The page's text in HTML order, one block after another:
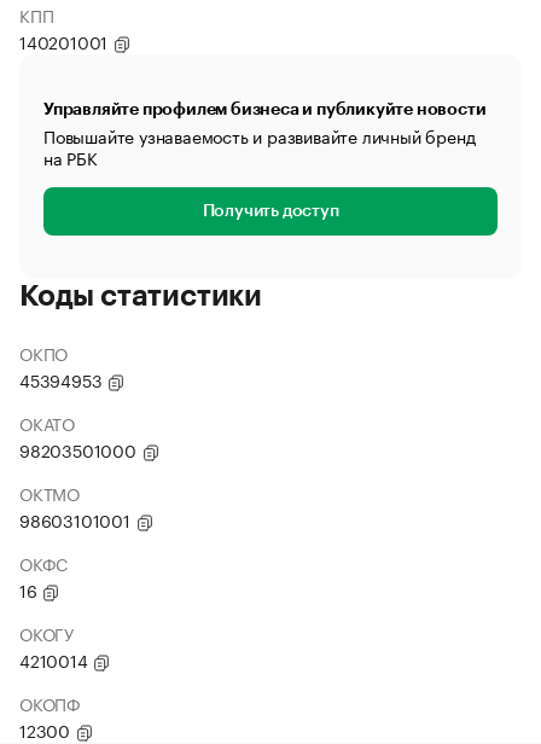
КПП
140201001
Управляйте профилем бизнеса и публикуйте новости
Повышайте узнаваемость и развивайте личный бренд
на РБК
Получить доступ
Коды статистики
ОКПО
45394953
ОКАТО
98203501000
ОКТМО
98603101001
ОКФС
16
ОКОГУ
4210014
ОКОПФ
12300